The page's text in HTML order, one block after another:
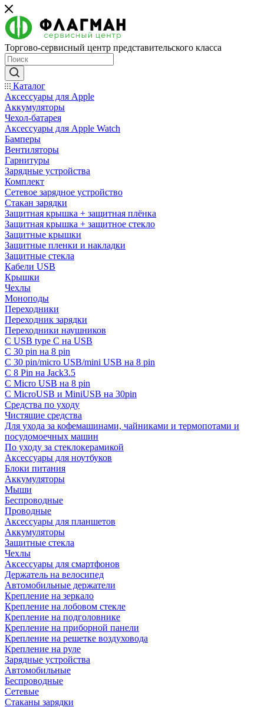
Торгово-сервисный центр представительского класса
Каталог
Аксессуары для Apple
Аккумуляторы
Чехол-батарея
Аксессуары для Apple Watch
Бамперы
Вентиляторы
Гарнитуры
Зарядные устройства
Комплект
Сетевое зарядное устройство
Стакан зарядки
Защитная крышка + защитная плёнка
Защитная крышка + защитное стекло
Защитные крышки
Защитные пленки и накладки
Защитные стекла
Кабели USB
Крышки
Чехлы
Моноподы
Переходники
Переходник зарядки
Переходники наушников
С USB type C на USB
С 30 pin на 8 pin
С 30 pin/micro USB/mini USB на 8 pin
С 8 Pin на Jack3.5
С Micro USB на 8 pin
С MicroUSB и MiniUSB на 30pin
Средства по уходу
Чистящие средства
Для ухода за кофемашинами, чайниками и термопотами и
посудомоечных машин
По уходу за стеклокерамикой
Аксессуары для ноутбуков
Блоки питания
Аккумуляторы
Мыши
Беспроводные
Проводные
Аксессуары для планшетов
Аккумуляторы
Защитные стекла
Чехлы
Аксессуары для смартфонов
Держатель на велосипед
Автомобильные держатели
Крепление на зеркало
Крепление на лобовом стекле
Крепление на подголовнике
Крепление на приборной панели
Крепление на решетке воздуховода
Крепление на руле
Зарядные устройства
Автомобильные
Беспроводные
Сетевые
Стаканы зарядки